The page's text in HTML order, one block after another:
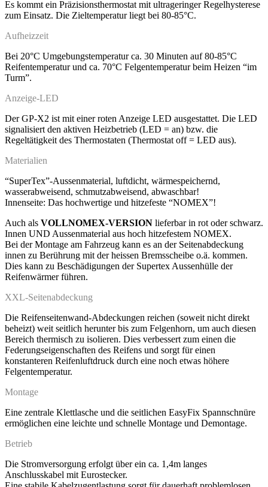
Es kommt ein Präzisionsthermostat mit ultrageringer Regelhysterese
zum Einsatz. Die Zieltemperatur liegt bei 80-85°C.
Aufheizzeit
Bei 20°C Umgebungstemperatur ca. 30 Minuten auf 80-85°C
Reifentemperatur und ca. 70°C Felgentemperatur beim Heizen “im
Turm”.
Anzeige-LED
Der GP-X2 ist mit einer roten Anzeige LED ausgestattet. Die LED
signalisiert den aktiven Heizbetrieb (LED = an) bzw. die
Regeltätigkeit des Thermostaten (Thermostat off = LED aus).
Materialien
“SuperTex”-Aussenmaterial, luftdicht, wärmespeichernd,
wasserabweisend, schmutzabweisend, abwaschbar!
Innenseite: Das hochwertige und hitzefeste “NOMEX”!
Auch als VOLLNOMEX-VERSION lieferbar in rot oder schwarz.
Innen UND Aussenmaterial aus hoch hitzefestem NOMEX.
Bei der Montage am Fahrzeug kann es an der Seitenabdeckung
innen zu Berührung mit der heissen Bremsscheibe o.ä. kommen.
Dies kann zu Beschädigungen der Supertex Aussenhülle der
Reifenwärmer führen.
XXL-Seitenabdeckung
Die Reifenseitenwand-Abdeckungen reichen (soweit nicht direkt
beheizt) weit seitlich herunter bis zum Felgenhorn, um auch diesen
Bereich thermisch zu isolieren. Dies verbessert zum einen die
Federungseigenschaften des Reifens und sorgt für einen
konstanteren Reifenluftdruck durch eine noch etwas höhere
Felgentemperatur.
Montage
Eine zentrale Klettlasche und die seitlichen EasyFix Spannschnüre
ermöglichen eine leichte und schnelle Montage und Demontage.
Betrieb
Die Stromversorgung erfolgt über ein ca. 1,4m langes
Anschlusskabel mit Eurostecker.